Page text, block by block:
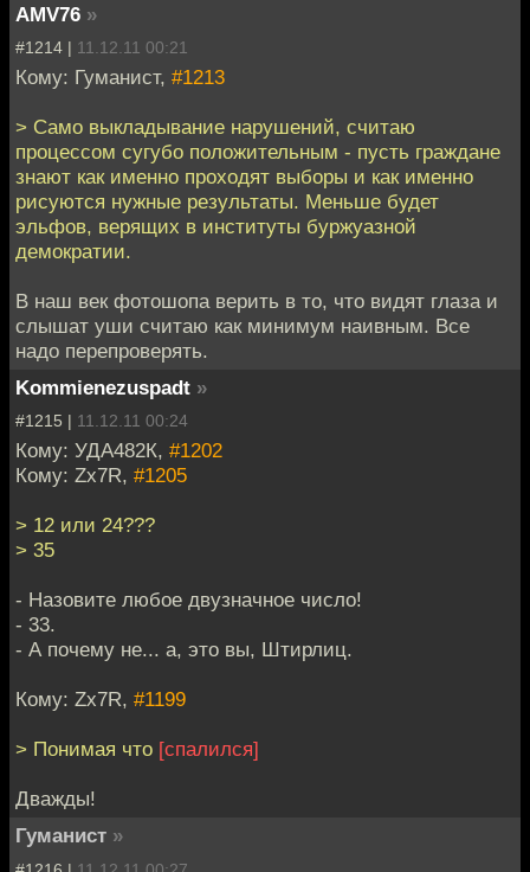
AMV76 »
#1214 | 11.12.11 00:21
Кому: Гуманист, #1213
> Само выкладывание нарушений, считаю
процессом сугубо положительным - пусть граждане
знают как именно проходят выборы и как именно
рисуются нужные результаты. Меньше будет
эльфов, верящих в институты буржуазной
демократии.
В наш век фотошопа верить в то, что видят глаза и
слышат уши считаю как минимум наивным. Все
надо перепроверять.
Kommienezuspadt »
#1215 | 11.12.11 00:24
Кому: УДА482К, #1202
Кому: Zx7R, #1205
> 12 или 24???
> 35
- Назовите любое двузначное число!
- 33.
- А почему не... а, это вы, Штирлиц.
Кому: Zx7R, #1199
> Понимая что [спалился]
Дважды!
Гуманист »